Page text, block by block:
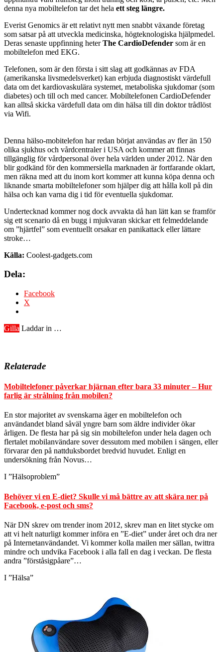
denna nya mobiltelefon tar det hela ett steg längre.
Everist Genomics är ett relativt nytt men snabbt växande företag
som satsar på att utveckla medicinska, högteknologiska hjälpmedel.
Deras senaste uppfinning heterThe CardioDefender som är en
mobiltelefon med EKG.
Telefonen, som är den första i sitt slag att godkännas av FDA
(amerikanska livsmedelsverket) kan erbjuda diagnostiskt värdefull
data om det kardiovaskulära systemet, metaboliska sjukdomar (som
diabetes) och till och med cancer. Mobiltelefonen CardioDefender
kan alltså skicka värdefull data om din hälsa till din doktor trådlöst
via Wifi.
Denna hälso-mobitelefon har redan börjat användas av fler än 150
olika sjukhus och vårdcentraler i USA och kommer att finnas
tillgänglig för vårdpersonal över hela världen under 2012. När den
blir godkänd för den kommersiella marknaden är fortfarande oklart,
men räkna med att du inom kort kommer att kunna köpa denna och
liknande smarta mobiltelefoner som hjälper dig att hålla koll på din
hälsa och kan varna dig i tid för eventuella sjukdomar.
Undertecknad kommer nog dock avvakta då han lätt kan se framför
sig ett scenario då en bugg i mjukvaran skickar ett felmeddelande
om ”hjärtfel” som eventuellt orsakar en panikattack eller lättare
stroke…
Källa: Coolest-gadgets.com
Dela:
Facebook
X
Gilla Laddar in …
Relaterade
Mobiltelefoner påverkar hjärnan efter bara 33 minuter – Hur
farlig är strålning från mobilen?
En stor majoritet av svenskarna äger en mobiltelefon och
användandet bland såväl yngre barn som äldre individer ökar
årligen. De flesta har på sig sin mobiltelefon under hela dagen och
flertalet mobilanvändare sover dessutom med mobilen i sängen, eller
förvarar den på nattduksbordet bredvid huvudet. Enligt en
undersökning från Novus…
I ”Hälsoproblem”
Behöver vi en E-diet? Skulle vi må bättre av att skära ner på
Facebook, e-post och sms?
När DN skrev om trender inom 2012, skrev man en litet stycke om
att vi helt naturligt kommer införa en ”E-diet” under året och dra ner
på Internetanvändandet. Vi kommer kolla mailen mer sällan, twittra
mindre och undvika Facebook i alla fall en dag i veckan. De flesta
andra ”förståsigpåare”…
I ”Hälsa”